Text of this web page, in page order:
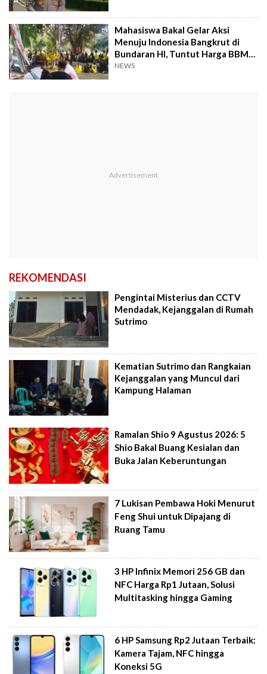
Mahasiswa Bakal Gelar Aksi
Menuju Indonesia Bangkrut di
Bundaran HI, Tuntut Harga BBM
Diturunkan
NEWS
REKOMENDASI
Pengintai Misterius dan CCTV
Mendadak, Kejanggalan di Rumah
Sutrimo
Kematian Sutrimo dan Rangkaian
Kejanggalan yang Muncul dari
Kampung Halaman
Ramalan Shio 9 Agustus 2026: 5
Shio Bakal Buang Kesialan dan
Buka Jalan Keberuntungan
7 Lukisan Pembawa Hoki Menurut
Feng Shui untuk Dipajang di
Ruang Tamu
3 HP Infinix Memori 256 GB dan
NFC Harga Rp1 Jutaan, Solusi
Multitasking hingga Gaming
6 HP Samsung Rp2 Jutaan Terbaik:
Kamera Tajam, NFC hingga
Koneksi 5G